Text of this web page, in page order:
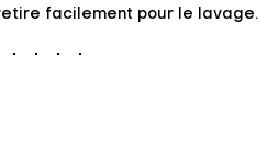
facilement pour le lavage.